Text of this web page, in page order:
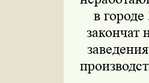
в
закончат